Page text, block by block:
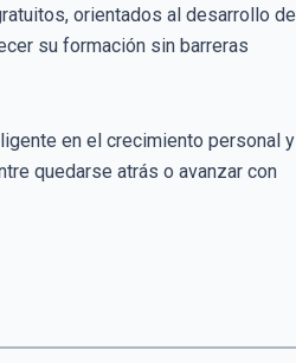
orientados al desarrollo de
su formación sin barreras
en el crecimiento personal y
quedarse atrás o avanzar con